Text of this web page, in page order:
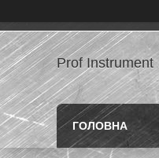
Prof Instrument
ГОЛОВНА